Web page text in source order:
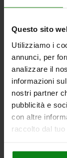
Questo sito
Utilizziamo i
annunci, per
analizzare il
informazioni
nostri partner
pubblicità e
con altre
raccolto dal
+ IVA
03090-01 B